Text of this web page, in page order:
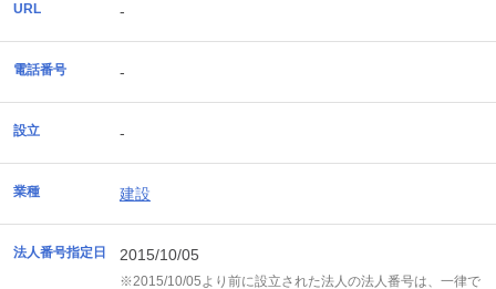
URL -
電話番号 -
設立 -
業種 建設
法人番号指定日 2015/10/05
※2015/10/05より前に設立された法人の法人番号は、一律で